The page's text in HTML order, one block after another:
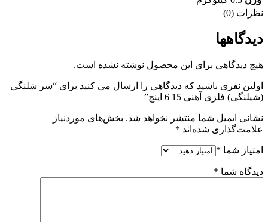
نظرات (0)
دیدگاهها
هیچ دیدگاهی برای این محصول نوشته نشده است.
اولین نفری باشید که دیدگاهی را ارسال می کنید برای “سر شلنگی
(شیلنگی) فلزی آهنی 15 6 اینچ”
نشانی ایمیل شما منتشر نخواهد شد. بخش‌های موردنیاز
علامت‌گذاری شده‌اند *
امتیاز شما *
دیدگاه شما *